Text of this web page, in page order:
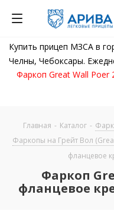
Купить прицеп МЗСА в
Челны, Чебоксары.
Фаркоп Great Wall Poer
Главная - Каталог -
Фаркопы на Грейт Вол
фланцевое
Фаркоп
фланцевое